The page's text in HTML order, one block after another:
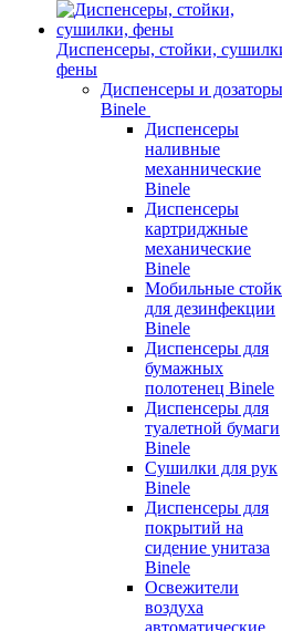
Диспенсеры, стойки,
фены
Диспенсеры и дозаторы
Binele
Диспенсеры
наливные
механнические
Binele
Диспенсеры
картриджные
механические
Binele
Мобильные
для дезинфекции
Binele
Диспенсеры для
бумажных
полотенец Binele
Диспенсеры для
туалетной бумаги
Binele
Сушилки для рук
Binele
Диспенсеры для
покрытий на
сидение унитаза
Binele
Освежители
воздуха
автоматические